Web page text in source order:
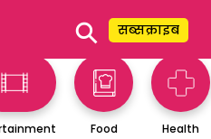
⚲ सब्सक्राइब
Food Health